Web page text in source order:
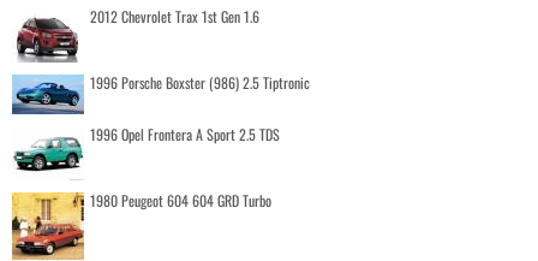
2012 Chevrolet Trax 1st Gen 1.6
1996 Porsche Boxster (986) 2.5 Tiptronic
1996 Opel Frontera A Sport 2.5 TDS
1980 Peugeot 604 604 GRD Turbo